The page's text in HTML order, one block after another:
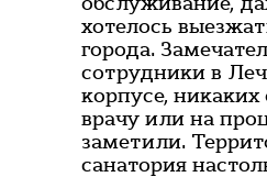
хотелось
города.
сотрудники в
корпусе, никаких
врачу или на
заметили.
санатория